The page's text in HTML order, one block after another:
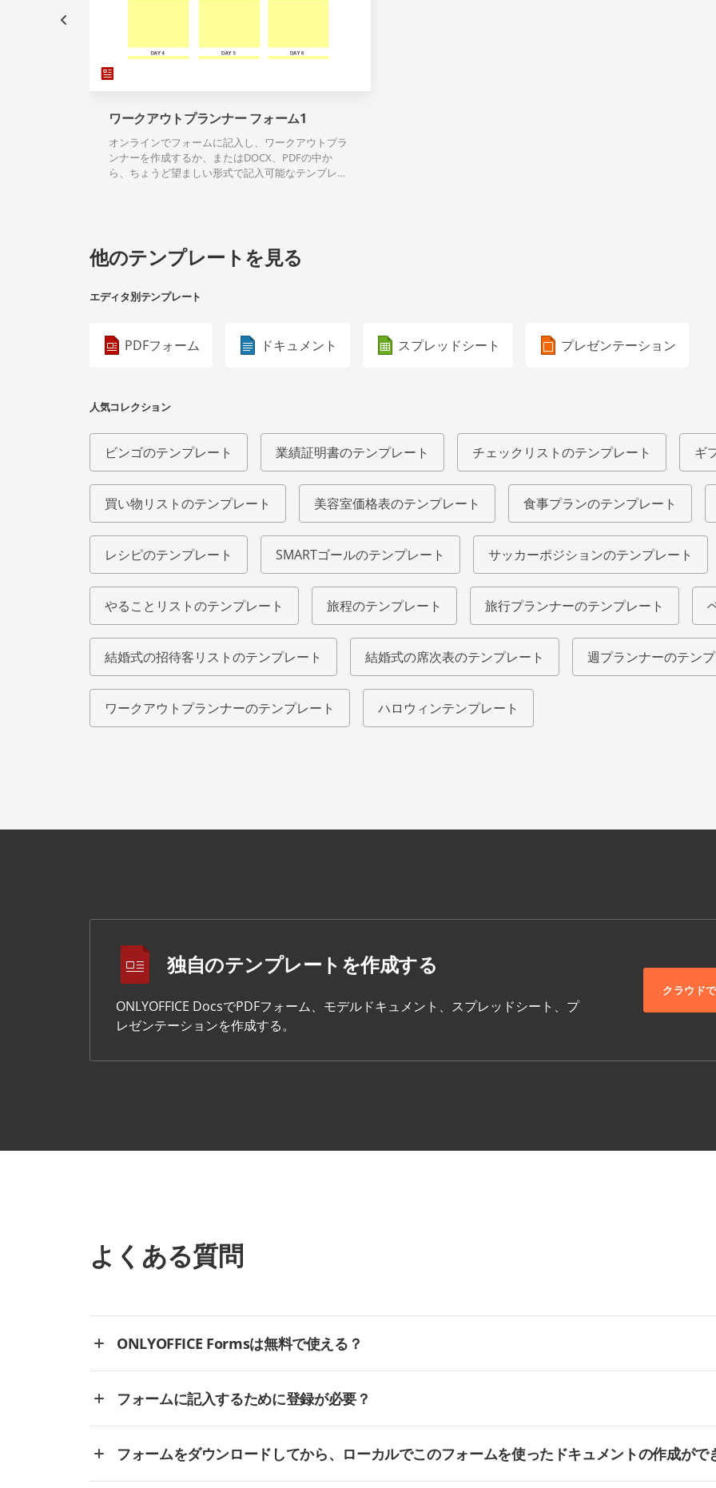
ワークアウトプランナー フォーム1
オンラインでフォームに記入し、ワークアウトプラ
ンナーを作成するか、またはDOCX、PDFの中か
ら、ちょうど望ましい形式で記入可能なテンプレー
他のテンプレートを見る
エディタ別テンプレート
PDFフォーム ドキュメント スプレッドシート プレゼンテーション
人気コレクション
ビンゴのテンプレート 業績証明書のテンプレート チェックリストのテンプレート ギ
買い物リストのテンプレート 美容室価格表のテンプレート 食事プランのテンプレート
レシピのテンプレート SMARTゴールのテンプレート サッカーポジションのテンプレート
やることリストのテンプレート 旅程のテンプレート 旅行プランナーのテンプレート
結婚式の招待客リストのテンプレート 結婚式の席次表のテンプレート 週プランナーのテン
ワークアウトプランナーのテンプレート ハロウィンテンプレート
独自のテンプレートを作成する
ONLYOFFICE DocsでPDFフォーム、モデルドキュメント、スプレッドシート、プ
レゼンテーションを作成する。
クラウド
よくある質問
ONLYOFFICE Formsは無料で使える？
フォームに記入するために登録が必要？
フォームをダウンロードしてから、ローカルでこのフォームを使ったドキュメントの作成がで